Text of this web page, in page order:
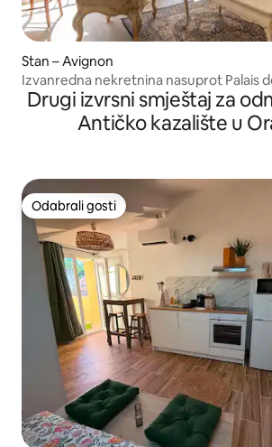
Stan – Avignon
Izvanredna nekretnina nasuprot Palais
Drugi izvrsni smještaj za
Antičko kazalište u
Odabrali gosti
Odabrali gosti